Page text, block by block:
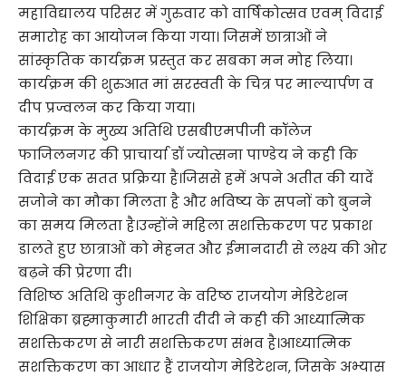
महाविद्यालय परिसर में गुरुवार को वार्षिकोत्सव एवम् विदाई
समारोह का आयोजन किया गया। जिसमें छात्राओं ने
सांस्कृतिक कार्यक्रम प्रस्तुत कर सबका मन मोह लिया।
कार्यक्रम की शुरुआत मां सरस्वती के चित्र पर माल्यार्पण व
दीप प्रज्वलन कर किया गया।
कार्यक्रम के मुख्य अतिथि एसबीएमपीजी कॉलेज
फाजिलनगर की प्राचार्या डॉ ज्योत्सना पाण्डेय ने कही कि
विदाई एक सतत प्रक्रिया है।जिससे हमें अपने अतीत की यादें
सजोने का मौका मिलता है और भविष्य के सपनों को बुनने
का समय मिलता है।उन्होंने महिला सशक्तिकरण पर प्रकाश
डालते हुए छात्राओं को मेहनत और ईमानदारी से लक्ष्य की ओर
बढ़ने की प्रेरणा दी।
विशिष्ठ अतिथि कुशीनगर के वरिष्ठ राजयोग मेडिटेशन
शिक्षिका ब्रह्माकुमारी भारती दीदी ने कही की आध्यात्मिक
सशक्तिकरण से नारी सशक्तिकरण संभव है।आध्यात्मिक
सशक्तिकरण का आधार हैं राजयोग मेडिटेशन, जिसके अभ्यास